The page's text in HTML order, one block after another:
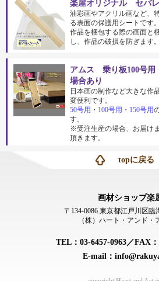
楽屋オリジナル セパ
油彩画やアクリル画など、
る表面の保護用シートです。
作品を梱包する際の画面と
し、作品の破損を防ぎます。
アムス 乗り板100号用
場合あり
日本画の制作など大きな作
変便利です。
50号用 ・ 100号用 ・ 150号用
す。
※受注生産の場合、お届け
頂きます。
topに戻る
画材ショップ楽
〒134-0086 東京都江戸川区臨
（株）ハート・アンド・
TEL：03-6457-0963／FAX
E-mail：